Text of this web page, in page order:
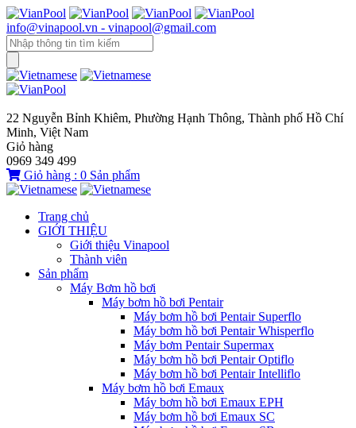
info@vinapool.vn - vinapool@gmail.com
22 Nguyễn Bỉnh Khiêm, Phường Hạnh Thông, Thành phố Hồ Chí
Minh, Việt Nam
Giỏ hàng
0969 349 499
Giỏ hàng : 0 Sản phẩm
Trang chủ
GIỚI THIỆU
Giới thiệu Vinapool
Thành viên
Sản phẩm
Máy Bơm hồ bơi
Máy bơm hồ bơi Pentair
Máy bơm hồ bơi Pentair Superflo
Máy bơm hồ bơi Pentair Whisperflo
Máy bơm Pentair Supermax
Máy bơm hồ bơi Pentair Optiflo
Máy bơm hồ bơi Pentair Intelliflo
Máy bơm hồ bơi Emaux
Máy bơm hồ bơi Emaux EPH
Máy bơm hồ bơi Emaux SC